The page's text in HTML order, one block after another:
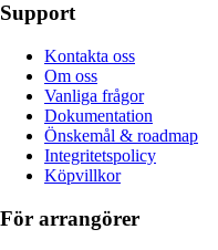
Support
Kontakta oss
Om oss
Vanliga frågor
Dokumentation
Önskemål & roadmap
Integritetspolicy
Köpvillkor
För arrangörer